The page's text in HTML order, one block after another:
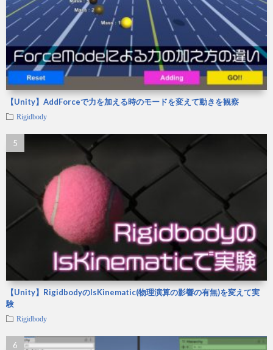
【Unity】AddForceで力を加える時のモードを変えて動きを観察
Rigidbody
【Unity】RigidbodyのIsKinematic(物理演算の影響の有無)を変えて実
験
Rigidbody